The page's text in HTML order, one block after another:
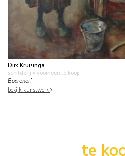
Dirk Kruizinga
schilderij • voorheen te koop
Boerenerf
bekijk kunstwerk
te